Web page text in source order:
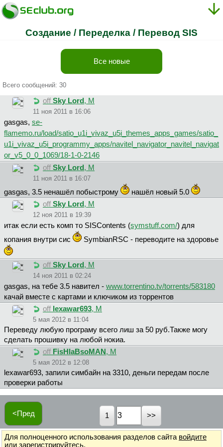
Создание / Переделка / Перевод SIS
Все новые
Всего сообщений: 30
off Sky Lord, М
11 ноя 2011 в 16:06
gasgas, se-
flamemo.ru/load/satio_u1i_vivaz_u5i_themes_apps_games/satio_
u1i_vivaz_u5i_programmy_apps/navitel_navigator_navitel_navigat
or_v5_0_0_1069/18-1-0-2146
off Sky Lord , М
11 ноя 2011 в 16:07
gasgas, 3.5 ненашёл побыстрому
нашёл новый 5.0
off Sky Lord, М
12 ноя 2011 в 19:39
итак если есть комп то SISContents (symstuff.com/) для
копания внутри сис
SymbianRSC - переводите на здоровье
off Sky Lord , М
14 ноя 2011 в 02:24
gasgas, на тебе 3.5 навител - www.torrentino.tv/torrents/583180
качай вместе с картами и ключиком из торрентов
off lexawar693, М
5 мая 2012 в 11:04
Переведу любую програму всего лиш за 50 руб.Также могу
сделать прошивку на любой нокиа.
off FisHlaBsoMAN , М
5 мая 2012 в 12:08
lexawar693, запили симбайн на 3310, деньги передам после
проверки работы
<Пред 1
Для полноценного использования разделов сайта войдите
или зарегистрируйтесь.